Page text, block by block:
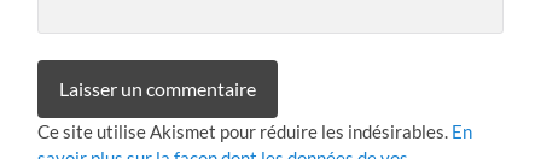
Ce site utilise Akismet pour réduire les indésirables. En